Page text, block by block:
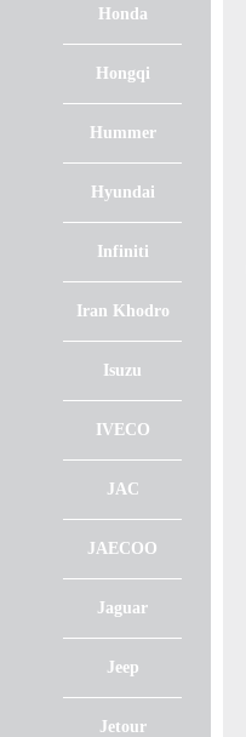
Honda
Hongqi
Hummer
Hyundai
Infiniti
Iran Khodro
Isuzu
IVECO
JAC
JAECOO
Jaguar
Jeep
Jetour